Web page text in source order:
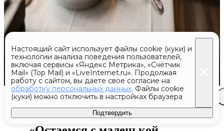
Сегодня 05:33
Эксклюзив
Настоящий сайт использует файлы cookie (куки) и
технологии анализа поведения пользователей,
включая сервисы «Яндекс Метрика», «Счётчик
Mail» (Top Mail) и «LiveInternet.ru». Продолжая
работу с сайтом, вы даете свое согласие на
обработку персональных данных. Файлы cookie
(куки) можно отключить в настройках браузера
Подтвердить